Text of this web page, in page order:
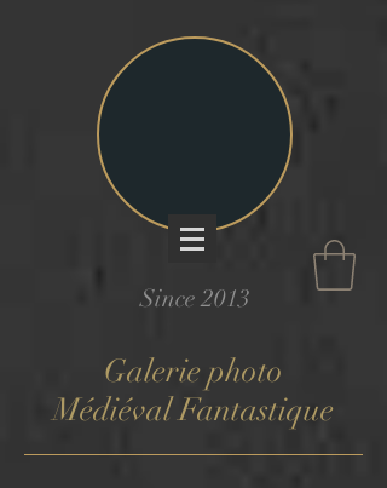
Since 2013
Galerie photo
Médiéval Fantastique